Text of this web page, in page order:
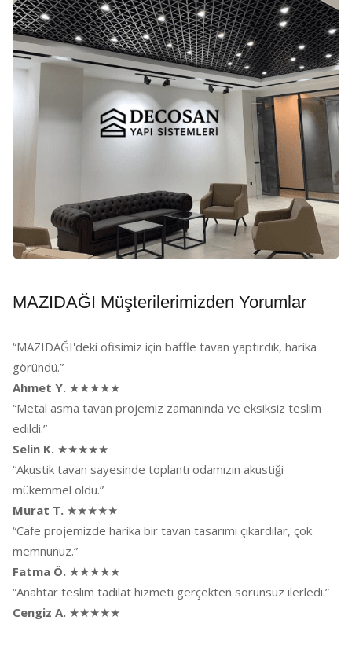
MAZIDAĞI Müşterilerimizden Yorumlar
“MAZIDAĞI'deki ofisimiz için baffle tavan yaptırdık, harika
göründü.”
Ahmet Y. ★★★★★
“Metal asma tavan projemiz zamanında ve eksiksiz teslim
edildi.”
Selin K. ★★★★★
“Akustik tavan sayesinde toplantı odamızın akustiği
mükemmel oldu.”
Murat T. ★★★★★
“Cafe projemizde harika bir tavan tasarımı çıkardılar, çok
memnunuz.”
Fatma Ö. ★★★★★
“Anahtar teslim tadilat hizmeti gerçekten sorunsuz ilerledi.”
Cengiz A. ★★★★★